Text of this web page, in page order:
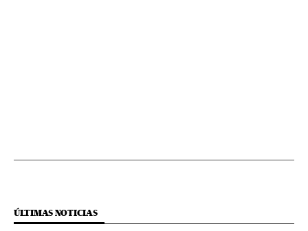
ÚLTIMAS NOTICIAS